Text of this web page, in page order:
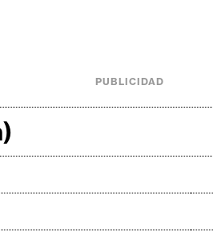
PUBLICIDAD